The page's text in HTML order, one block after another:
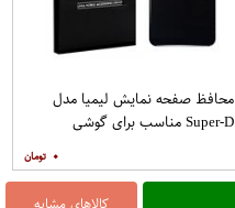
کالاهای مشابه
محافظ صفحه نمایش لیمیا مدل
Super-D مناسب برای گوشی
۰